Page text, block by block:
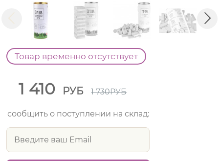
Товар временно отсутствует
1 410 РУБ 1 730РУБ
сообщить о поступлении на склад: